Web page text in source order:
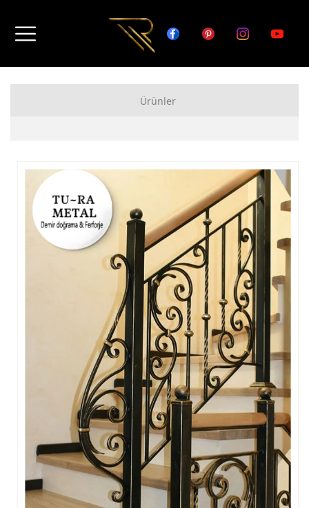
Ürünler
FERFORJE GARAJ KAPISI MODELLERİ
FERFORJE DUVAR ÜSTÜ KORKULUK MODELLERİ
FERFORJE BALKON KORKULUK MODELLERİ
FERFORJE MERDİVEN KORKULUK MODELLERİ
DEMİR MERDİVEN MODELLERİ
FERFORJE PERGOLA & FERFORJE SUNDURMA
FERFORJE ÇARDAK VE KAMELYA MODELLERİ
FERFORJE PENCERE KORKULUK MODELLERİ
METAL RAF MODELLERİ
METAL SEHPA VE DRESUAR MODELLERİ